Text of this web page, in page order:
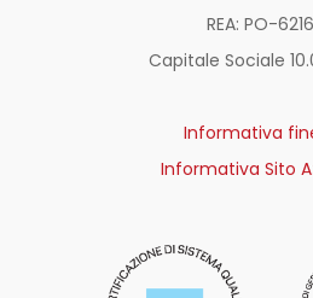
REA: PO-
Capitale Sociale
Informativa
Informativa Sito